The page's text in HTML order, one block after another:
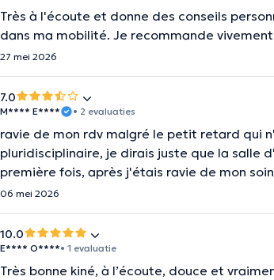
Très à l'écoute et donne des conseils
dans ma mobilité. Je recommande vivement
27 mei 2026
7.0
M**** E**** • 2 evaluaties
ravie de mon rdv malgré le petit retard qui
pluridisciplinaire, je dirais juste que la salle
première fois, après j'étais ravie de mon soin
06 mei 2026
10.0
E**** O****• 1 evaluatie
Très bonne kiné, à l’écoute, douce et